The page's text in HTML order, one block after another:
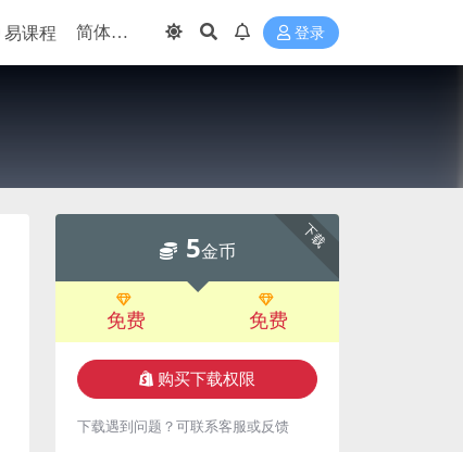
易课程 登录
下载
5金币
免费 免费
购买下载权限
下载遇到问题？可联系客服或反馈